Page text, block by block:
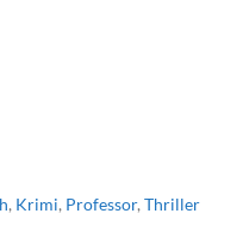
, Krimi, Professor, Thriller